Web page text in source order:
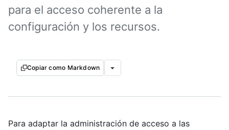
para el acceso coherente a la
configuración y los recursos.
Copiar como Markdown
Para adaptar la administración de acceso a las